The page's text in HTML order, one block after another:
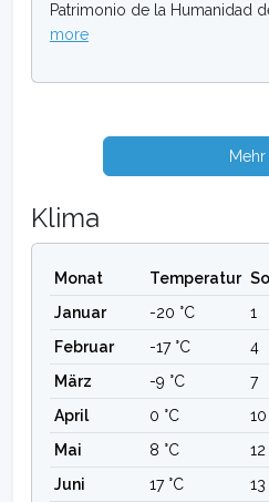
Patrimonio de la Humanidad
more
Mehr
Klima
Monat Temperatur
Januar
-20 °C 1
Februar
-17 °C 4
März
-9 °C 7
April
0 °C 10
Mai
8 °C 12
Juni
17 °C 13